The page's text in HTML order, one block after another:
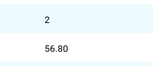
2
56.80